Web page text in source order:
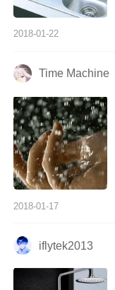
2018-01-22
Time Machine
2018-01-17
iflytek2013